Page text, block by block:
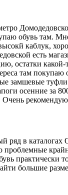
обувь там.
каблук,
есть
остатки
там покупаю
замшевые
осенние за
Очень
ряд в
проблемные
практически
большие